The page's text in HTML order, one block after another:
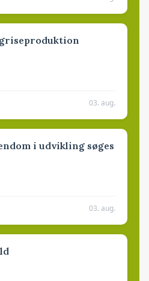
03. aug.
i udvikling søges
03. aug.